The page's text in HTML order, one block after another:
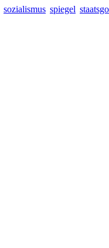
sozialismus spiegel